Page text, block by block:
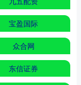
宝盈国际
众合网
东信证券